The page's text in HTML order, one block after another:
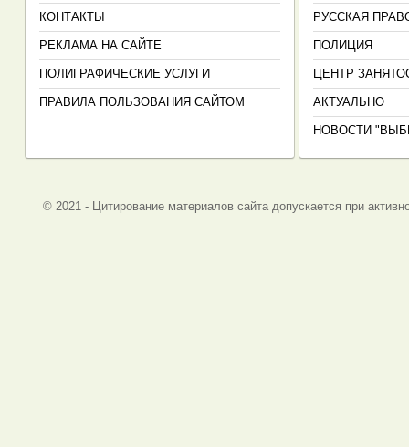
КОНТАКТЫ
РЕКЛАМА НА САЙТЕ
ПОЛИГРАФИЧЕСКИЕ УСЛУГИ
ПРАВИЛА ПОЛЬЗОВАНИЯ САЙТОМ
РУССКАЯ
ПОЛИЦИЯ
ЦЕНТР
АКТУАЛЬНО
НОВОСТИ
© 2021 - Цитирование материалов сайта допускается при